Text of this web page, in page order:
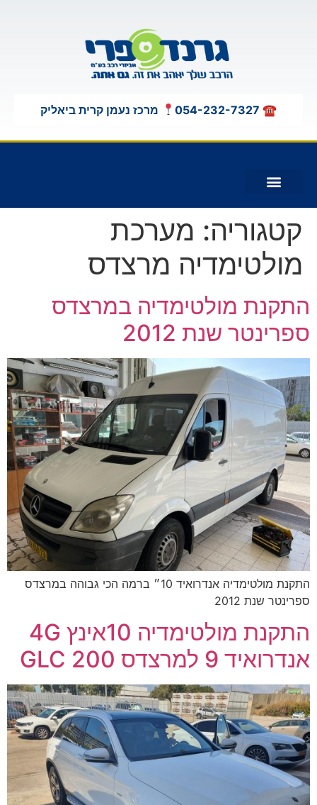
☎ 054-232-7327 מרכז נעמן קרית ביאליק
קטגוריה: מערכת
מולטימדיה מרצדס
התקנת מולטימדיה במרצדס
ספרינטר שנת 2012
התקנת מולטימדיה אנדרואיד 10״ ברמה הכי גבוהה במרצדס
ספרינטר שנת 2012
התקנת מולטימדיה 10אינץ 4G
אנדרואיד 9 למרצדס GLC 200